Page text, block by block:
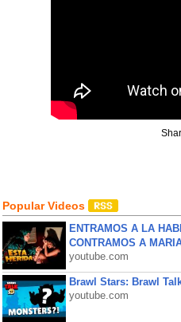
Popular Videos
ENTRAMOS A LA
CONTRAMOS A
youtube.com
Brawl Stars: Brawl
youtube.com